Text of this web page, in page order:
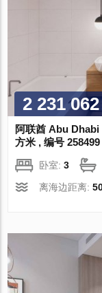
2 231
阿联酋 Abu Dhabi
方米 , 编号 258499
卧室:3
离海边距离: